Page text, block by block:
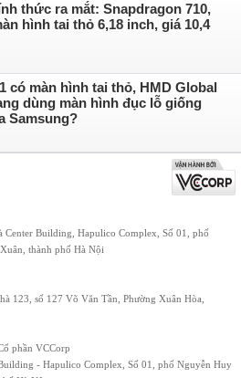
thức ra mắt: Snapdragon 710,
hình tai thỏ 6,18 inch, giá 10,4
có màn hình tai thỏ, HMD Global
dùng màn hình đục lỗ giống
Samsung?
Center Building, Hapulico Complex, Số 01, phố
thành phố Hà Nội
123, số 127 Võ Văn Tần, Phường Xuân Hòa,
phần VCCorp
- Hapulico Complex, Số 01, phố Nguyễn Huy